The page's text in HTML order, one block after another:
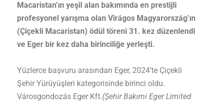
Macaristan’ın yeşil alan bakımında en prestijli
profesyonel yarışma olan Virágos Magyarország’ın
(Çiçekli Macaristan) ödül töreni 31. kez düzenlendi
ve Eger bir kez daha birinciliğe yerleşti.
Yüzlerce başvuru arasından Eger, 2024’te Çiçekli
Şehir Yürüyüşleri kategorisinde birinci oldu.
Városgondozás Eger Kft.(Şehir Bakımi Eger Limited